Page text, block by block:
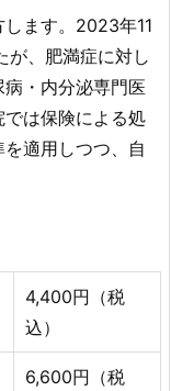
ます。2023年11
が、肥満症に対し
・内分泌専門医
は保険による処
適用しつつ、自
4,400円（税
込）
6,600円（税